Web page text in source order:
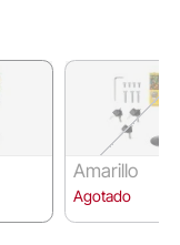
Amarillo
Agotado